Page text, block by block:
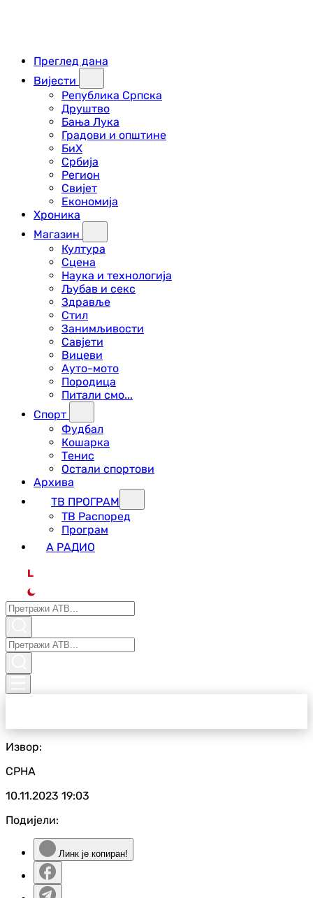
Преглед дана
Вијести
Република Српска
Друштво
Бања Лука
Градови и општине
БиХ
Србија
Регион
Свијет
Економија
Хроника
Магазин
Култура
Сцена
Наука и технологија
Љубав и секс
Здравље
Стил
Занимљивости
Савјети
Вицеви
Ауто-мото
Породица
Питали смо...
Спорт
Фудбал
Кошарка
Тенис
Остали спортови
Архива
ТВ ПРОГРАМ
ТВ Распоред
Програм
А РАДИО
L
Извор:
СРНА
10.11.2023 19:03
Подијели:
Линк је копиран!